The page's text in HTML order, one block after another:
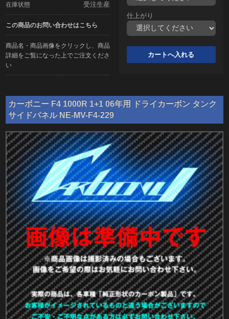
在庫状態 受注生産
この商品のお問い合わせはこちら
商品名・商品画像をクリックし、商品
詳細をご覧になった上でご注文くださ
い
仕上がり
カーボニー F4 1000R 1+1 06年用 ドライカーボン タンク
サイドパネル NE-MV-F4-229